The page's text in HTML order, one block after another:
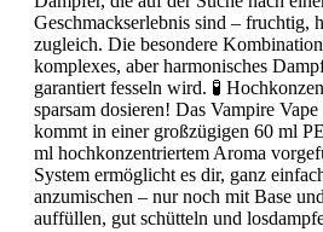
Geschmackserlebnis sind – fruchtig,
zugleich. Die besondere
komplexes, aber harmonisches
garantiert fesseln wird. 🧪
sparsam dosieren! Das Vampire
kommt in einer großzügigen 60 ml
ml hochkonzentriertem Aroma
System ermöglicht es dir, ganz
anzumischen – nur noch mit Base
auffüllen, gut schütteln und